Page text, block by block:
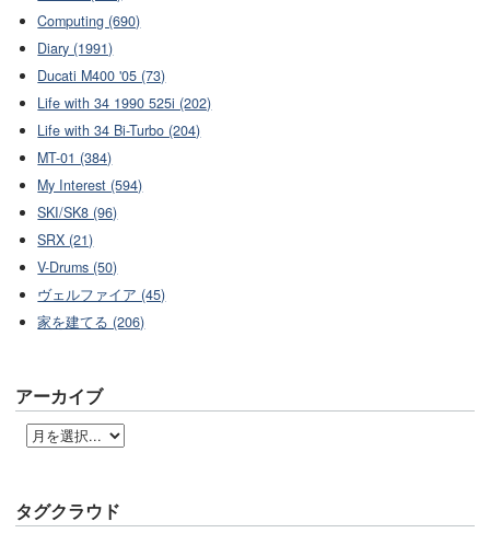
Computing (690)
Diary (1991)
Ducati M400 '05 (73)
Life with 34 1990 525i (202)
Life with 34 Bi-Turbo (204)
MT-01 (384)
My Interest (594)
SKI/SK8 (96)
SRX (21)
V-Drums (50)
ヴェルファイア (45)
家を建てる (206)
アーカイブ
タグクラウド